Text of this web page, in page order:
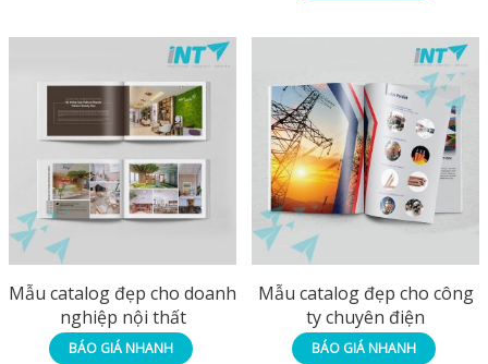
Mẫu catalog đẹp cho doanh
nghiệp nội thất
BÁO GIÁ NHANH
Mẫu catalog đẹp cho công
ty chuyên điện
BÁO GIÁ NHANH